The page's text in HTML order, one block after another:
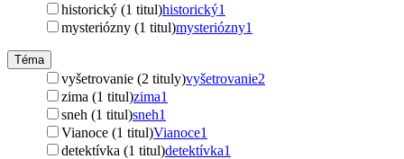
historický (1 titul)historický1
mysteriózny (1 titul)mysteriózny1
Téma
vyšetrovanie (2 tituly)vyšetrovanie2
zima (1 titul)zima1
sneh (1 titul)sneh1
Vianoce (1 titul)Vianoce1
detektívka (1 titul)detektívka1